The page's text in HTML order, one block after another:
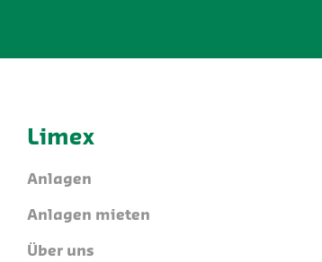
Limex
Anlagen
Anlagen mieten
Über uns